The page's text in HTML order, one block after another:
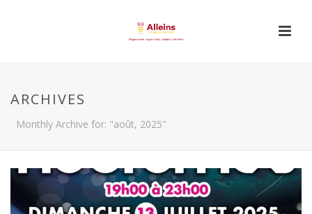
ARCHIVES
Monthly Archive for: "août, 2025"